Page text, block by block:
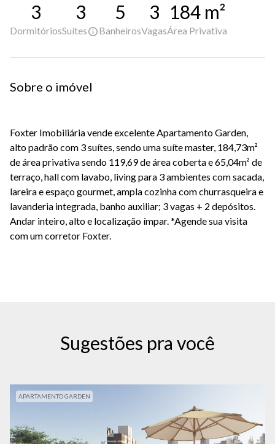
3
Dormitórios
3
Suítes
5
Banheiros
3
Vagas
184 m²
Área Privativa
Sobre o imóvel
Foxter Imobiliária vende excelente Apartamento Garden,
alto padrão com 3 suítes, sendo uma suíte master, 184,73m²
de área privativa sendo 119,69 de área coberta e 65,04m² de
terraço, hall com lavabo, living para 3 ambientes com sacada,
lareira e espaço gourmet, ampla cozinha com churrasqueira e
lavanderia integrada, banho auxiliar; 3 vagas + 2 depósitos.
Andar inteiro, alto e localização ímpar. *Agende sua visita
com um corretor Foxter.
Sugestões pra você
APARTAMENTO GARDEN